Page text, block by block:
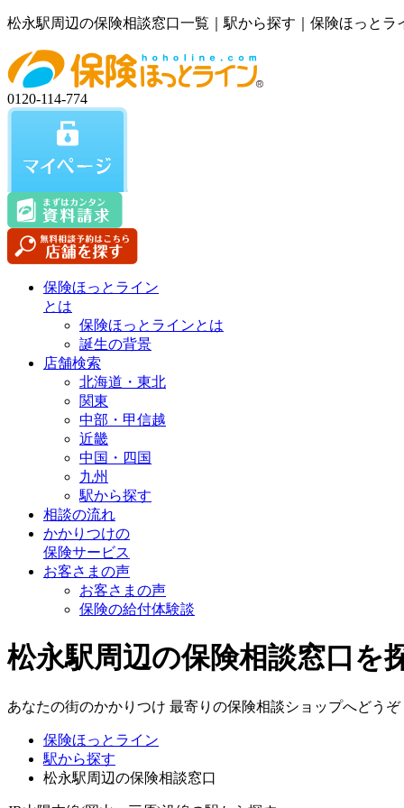
松永駅周辺の保険相談窓口一覧｜駅から探す｜保険ほっとラ
0120-114-774
保険ほっとライン
とは
保険ほっとラインとは
誕生の背景
店舗検索
北海道・東北
関東
中部・甲信越
近畿
中国・四国
九州
駅から探す
相談の流れ
かかりつけの
保険サービス
お客さまの声
お客さまの声
保険の給付体験談
松永駅周辺の保険相談窓口を
あなたの街のかかりつけ 最寄りの保険相談ショップへどうぞ
保険ほっとライン
駅から探す
松永駅周辺の保険相談窓口